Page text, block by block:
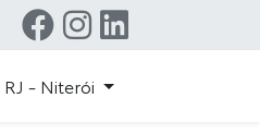
RJ - Niterói